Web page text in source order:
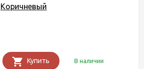
Коричневый
Купить В наличии